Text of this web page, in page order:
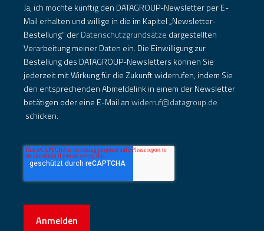
Ja, ich möchte künftig den DATAGROUP-Newsletter per E-
Mail erhalten und willige in die im Kapitel „Newsletter-
Bestellung“ derDatenschutzgrundsätze dargestellten
Verarbeitung meiner Daten ein. Die Einwilligung zur
Bestellung des DATAGROUP-Newsletters können Sie
jederzeit mit Wirkung für die Zukunft widerrufen, indem Sie
den entsprechenden Abmeldelink in einem der Newsletter
betätigen oder eine E-Mail anwiderruf@datagroup.de
schicken.
Anmelden